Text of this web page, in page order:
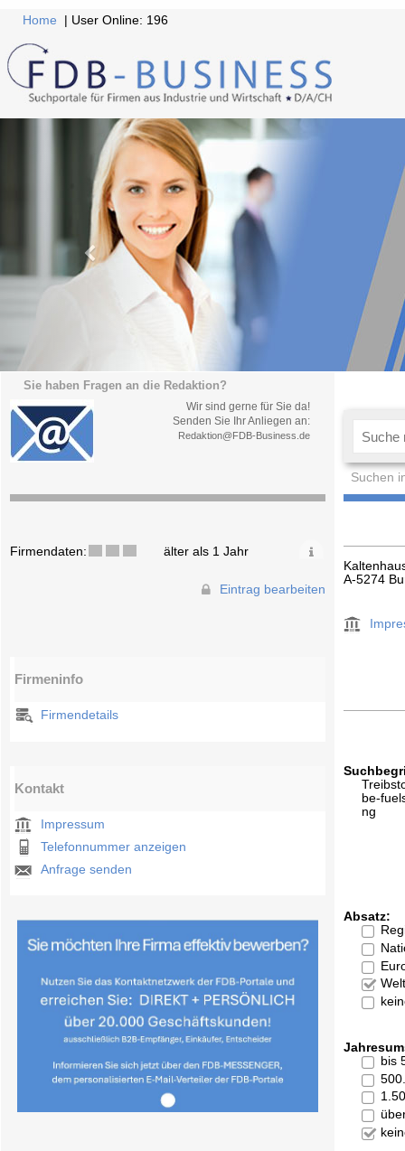
Home | User Online: 196
Sie haben Fragen an die Redaktion?
Wir sind gerne für Sie da!
Senden Sie Ihr Anliegen an:
Redaktion@FDB-Business.de
Suchen
Firmendaten: älter als 1 Jahr
Eintrag bearbeiten
Firmeninfo
Firmendetails
Kontakt
Impressum
Telefonnummer anzeigen
Anfrage senden
A-5274
be-
ng
Absatz:
bis